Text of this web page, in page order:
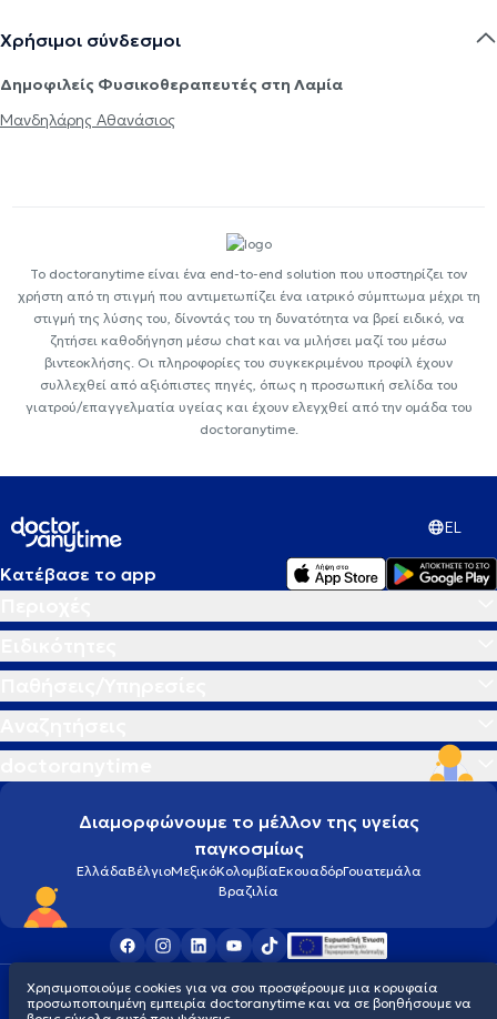
Χρήσιμοι σύνδεσμοι
Δημοφιλείς Φυσικοθεραπευτές στη Λαμία
Μανδηλάρης Αθανάσιος
Το doctoranytime είναι ένα end-to-end solution που υποστηρίζει τον
χρήστη από τη στιγμή που αντιμετωπίζει ένα ιατρικό σύμπτωμα μέχρι τη
στιγμή της λύσης του, δίνοντάς του τη δυνατότητα να βρεί ειδικό, να
ζητήσει καθοδήγηση μέσω chat και να μιλήσει μαζί του μέσω
βιντεοκλήσης. Οι πληροφορίες του συγκεκριμένου προφίλ έχουν
συλλεχθεί από αξιόπιστες πηγές, όπως η προσωπική σελίδα του
γιατρού/επαγγελματία υγείας και έχουν ελεγχθεί από την ομάδα του
doctoranytime.
EL
Κατέβασε το app
Διαμορφώνουμε το μέλλον της υγείας
παγκοσμίως
ΕλλάδαΒέλγιοΜεξικόΚολομβίαΕκουαδόρΓουατεμάλα
Βραζιλία
Οροι χρήσηςCookiesΠολιτική προστασίας προσωπικού απορρήτου
© 2026 doctoranytime
Χρησιμοποιούμε cookies για να σου προσφέρουμε μια κορυφαία
προσωποποιημένη εμπειρία doctoranytime και να σε βοηθήσουμε να